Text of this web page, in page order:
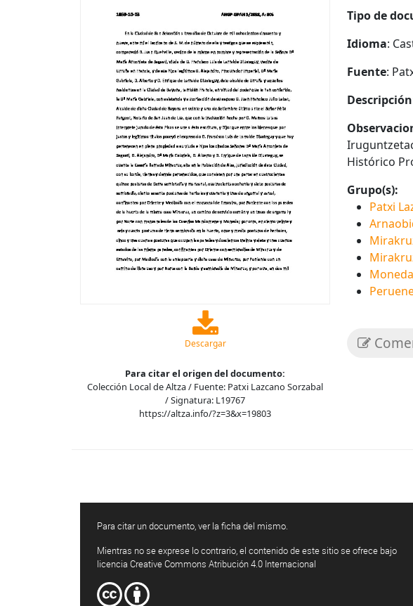
Descargar
Para citar el origen del documento:
Colección Local de Altza / Fuente: Patxi Lazcano Sorzabal
/ Signatura: L19767
https://altza.info/?z=3&x=19803
Tipo de
Idioma:
Fuente:
Descripción
Histórico
Grupo(s):
Patxi
Moneda
Para citar un documento, ver la ficha del mismo.
Mientras no se exprese lo contrario, el contenido de este sitio se ofrece bajo
licencia Creative Commons Atribución 4.0 Internacional